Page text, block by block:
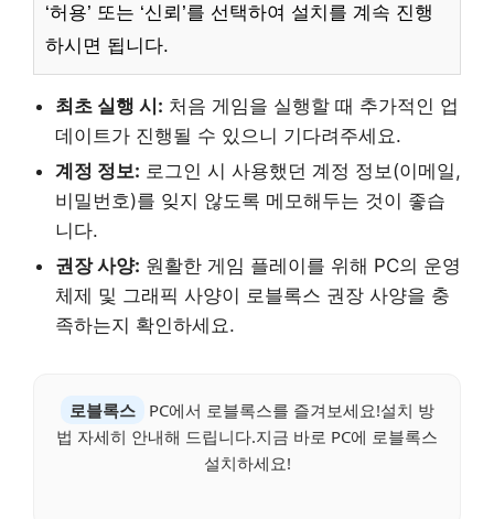
‘허용’ 또는 ‘신뢰’를 선택하여 설치를 계속 진행
하시면 됩니다.
최초 실행 시: 처음 게임을 실행할 때 추가적인 업
데이트가 진행될 수 있으니 기다려주세요.
계정 정보: 로그인 시 사용했던 계정 정보(이메일,
비밀번호)를 잊지 않도록 메모해두는 것이 좋습
니다.
권장 사양: 원활한 게임 플레이를 위해 PC의 운영
체제 및 그래픽 사양이 로블록스 권장 사양을 충
족하는지 확인하세요.
로블록스
PC에서 로블록스를 즐겨보세요!설치 방
법 자세히 안내해 드립니다.지금 바로 PC에 로블록스
설치하세요!